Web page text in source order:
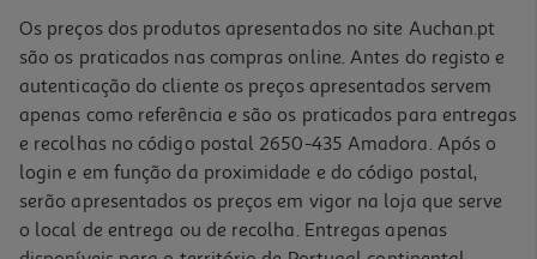
-10%
Os preços dos produtos apresentados no site Auchan.pt
são os praticados nas compras online. Antes do registo e
autenticação do cliente os preços apresentados servem
apenas como referência e são os praticados para entregas
e recolhas no código postal 2650-435 Amadora. Após o
login e em função da proximidade e do código postal,
serão apresentados os preços em vigor na loja que serve
o local de entrega ou de recolha. Entregas apenas